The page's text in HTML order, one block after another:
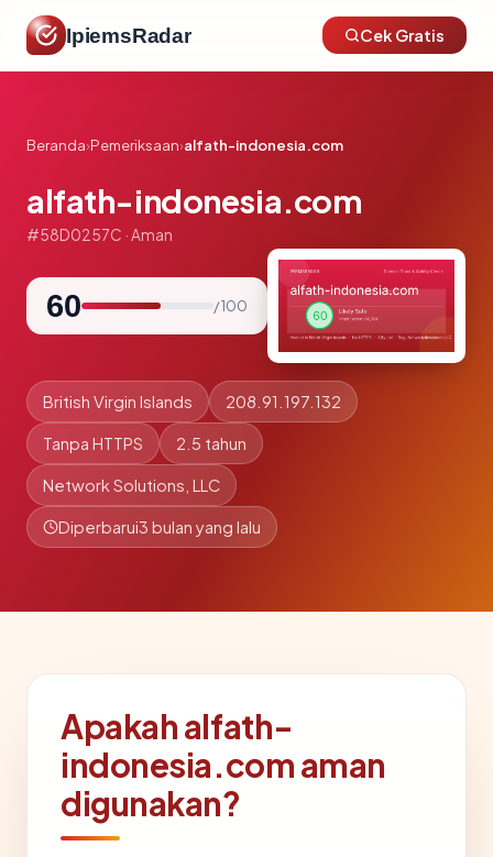
IpiemsRadar Cek Gratis
Beranda›Pemeriksaan›alfath-indonesia.com
alfath-indonesia.com
#58D0257C · Aman
60 / 100
British Virgin Islands 208.91.197.132
Tanpa HTTPS 2.5 tahun
Network Solutions, LLC
Diperbarui3 bulan yang lalu
Apakah alfath-
indonesia.com aman
digunakan?